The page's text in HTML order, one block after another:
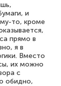
и
то, кроме
прямо в
я в
Вместо
их можно
с
обидно,